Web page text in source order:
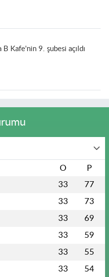
B Kafe'nin 9. şubesi açıldı
O P
33 77
33 73
33 69
33 59
33 55
33 54